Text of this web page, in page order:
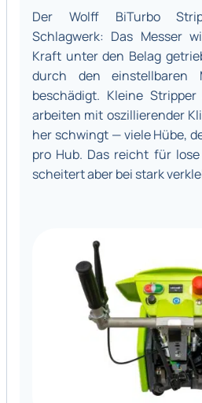
Der Wolff BiTurbo
Schlagwerk: Das Messer
Kraft unter den Belag
durch den einstellbaren
beschädigt. Kleine
arbeiten mit oszillierender
her schwingt — viele Hübe,
pro Hub. Das reicht für
scheitert aber bei stark